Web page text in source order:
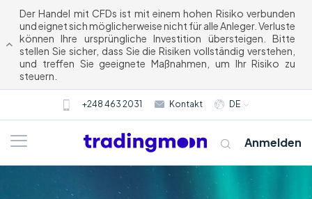
Der Handel mit CFDs ist mit einem hohen Risiko verbunden
und eignet sich möglicherweise nicht für alle Anleger. Verluste
können Ihre ursprüngliche Investition übersteigen. Bitte
stellen Sie sicher, dass Sie die Risiken vollständig verstehen,
und treffen Sie geeignete Maßnahmen, um Ihr Risiko zu
steuern.
+248 463 2031 Kontakt DE
Anmelden